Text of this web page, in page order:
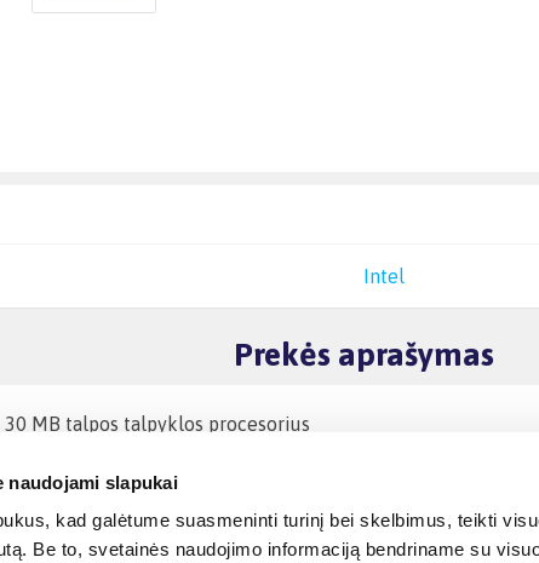
naudojami slapukai
kad galėtume suasmeninti turinį bei skelbimus, teikti
Be to, svetainės naudojimo informaciją bendriname su
Intel
Prekės aprašymas
30 MB talpos talpyklos procesorius